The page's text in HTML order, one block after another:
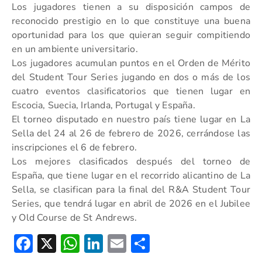
Los jugadores tienen a su disposición campos de
reconocido prestigio en lo que constituye una buena
oportunidad para los que quieran seguir compitiendo
en un ambiente universitario.
Los jugadores acumulan puntos en el Orden de Mérito
del Student Tour Series jugando en dos o más de los
cuatro eventos clasificatorios que tienen lugar en
Escocia, Suecia, Irlanda, Portugal y España.
El torneo disputado en nuestro país tiene lugar en La
Sella del 24 al 26 de febrero de 2026, cerrándose las
inscripciones el 6 de febrero.
Los mejores clasificados después del torneo de
España, que tiene lugar en el recorrido alicantino de La
Sella, se clasifican para la final del R&A Student Tour
Series, que tendrá lugar en abril de 2026 en el Jubilee
y Old Course de St Andrews.
Facebook
X WhatsApp
LinkedIn
Email